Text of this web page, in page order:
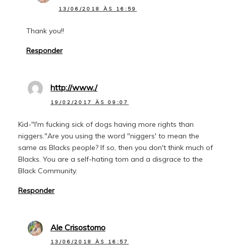
13/06/2018 ÀS 16:59
Thank you!!
Responder
http://www./
19/02/2017 ÀS 09:07
Kid-"I'm fucking sick of dogs having more rights than
niggers."Are you using the word "niggers' to mean the
same as Blacks people? If so, then you don't think much of
Blacks. You are a self-hating tom and a disgrace to the
Black Community.
Responder
Ale Crisostomo
13/06/2018 ÀS 16:57